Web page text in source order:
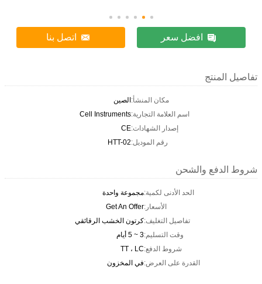
افضل سعر اتصل بنا
تفاصيل المنتج
مكان المنشأ:الصين
اسم العلامة التجارية:Cell Instruments
إصدار الشهادات:CE
رقم الموديل:HTT-02
شروط الدفع والشحن
الحد الأدنى لكمية:مجموعة واحدة
الأسعار:Get An Offer
تفاصيل التغليف:كرتون الخشب الرقائقي
وقت التسليم:3 ~ 5 أيام
شروط الدفع:TT ، LC
القدرة على العرض:في المخزون